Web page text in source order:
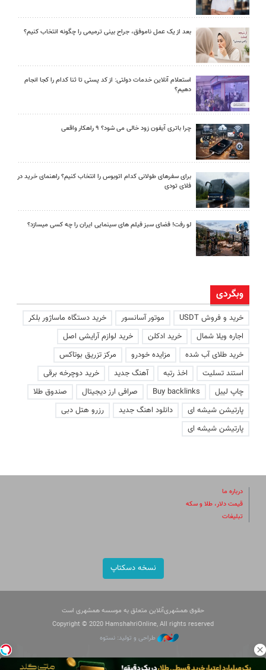
بعد از یک عمل ناموفق، جراح بینی ترمیمی را چگونه انتخاب کنیم؟
استعلام آنلاین خدمات دولتی: از کد پستی تا ثنا کدام را کجا انجام
دهیم؟
چرا باتری آیفون زود خالی می شود؟ ۹ راهکار واقعی
برای سفرهای طولانی کدام اتوبوس را انتخاب کنیم؟ راهنمای خرید در
فلای تودی
لو رفت! فضای سبز فیلم های سینمایی ایران را چه کسی میسازد؟
وبگردی
خرید و فروش USDT موتور آسانسور
خرید دستگاه ماساژور بلکر
اجاره ویلا شمال
خرید ادکلن
خرید لوازم آرایشی اصل
خرید طلای آب شده
مزایده خودرو
مرکز تزریق بوتاکس
استند تسلیت
اخذ رتبه آهنگ جدید
خرید دوچرخه برقی
چاپ لیبل
Buy backlinks صرافی ارز دیجیتال
صندوق طلا
پارتیشن شیشه ای
دانلود اهنگ جدید
رزرو هتل دبی
پارتیشن شیشه ای
درباره ما
قیمت دلار، طلا و سکه
تبلیغات
نسخه دسکتاپ
حقوق همشهری‌آنلاین متعلق به موسسه همشهری است
Copyright © 2020 HamshahriOnline, All rights reserved
طراحی و تولید: نستوه